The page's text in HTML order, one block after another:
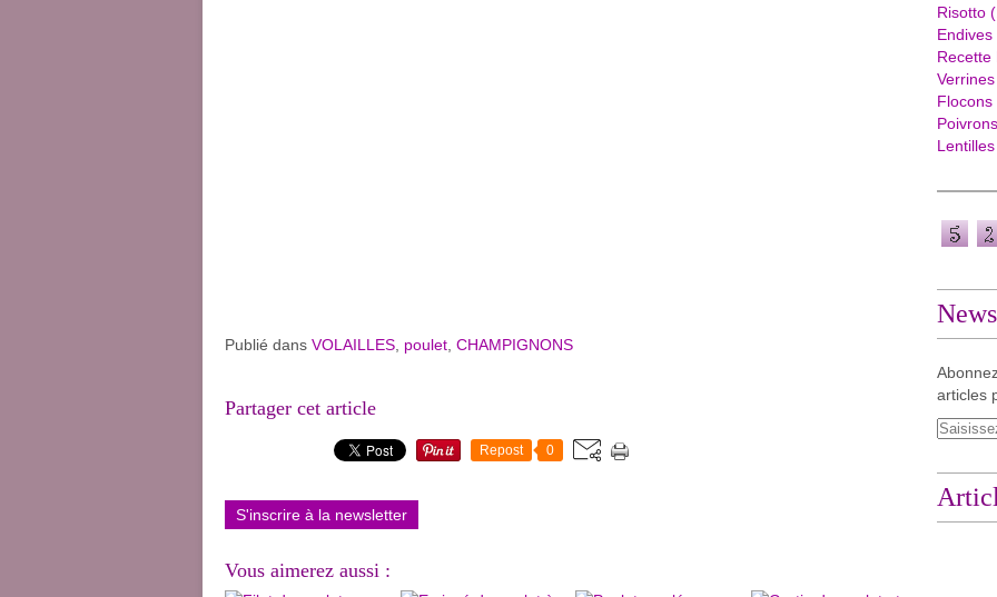
Publié dans VOLAILLES poulet CHAMPIGNONS
Partager cet article
Repost 0
S'inscrire à la newsletter
Vous aimerez aussi :
Risotto
Endives
Recette
Verrines
Flocons
Poivrons
Lentilles
articles